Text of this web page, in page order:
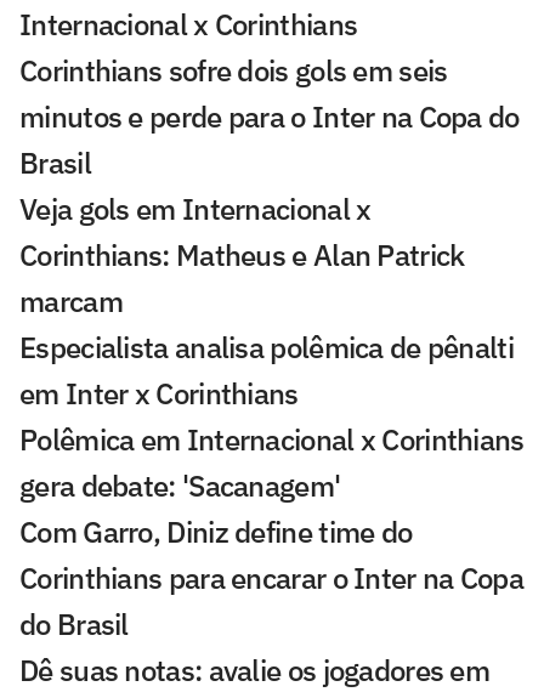
Internacional x Corinthians
Corinthians sofre dois gols em seis
minutos e perde para o Inter na Copa do
Brasil
Veja gols em Internacional x
Corinthians: Matheus e Alan Patrick
marcam
Especialista analisa polêmica de pênalti
em Inter x Corinthians
Polêmica em Internacional x Corinthians
gera debate: 'Sacanagem'
Com Garro, Diniz define time do
Corinthians para encarar o Inter na Copa
do Brasil
Dê suas notas: avalie os jogadores em